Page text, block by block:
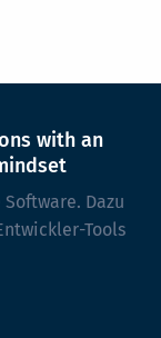
with an
Dazu
Tools